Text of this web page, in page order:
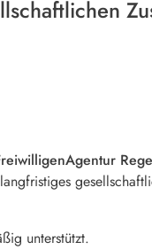
unterstützt.